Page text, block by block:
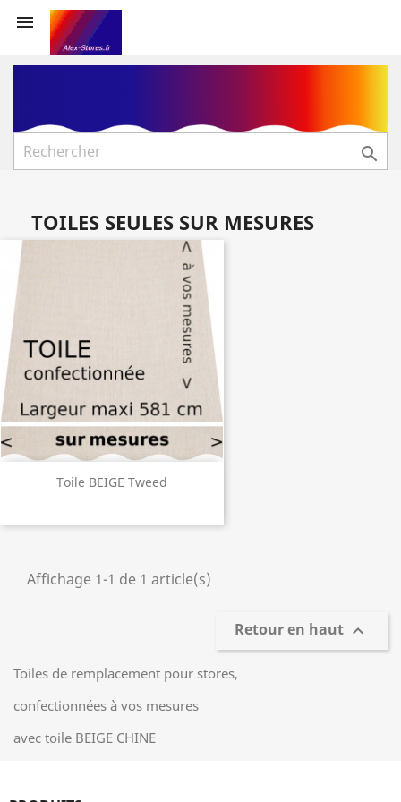


TOILES SEULES SUR MESURES
Toile BEIGE Tweed
Affichage 1-1 de 1 article(s)
Retour en haut 
Toiles de remplacement pour stores,
confectionnées à vos mesures
avec toile BEIGE CHINE